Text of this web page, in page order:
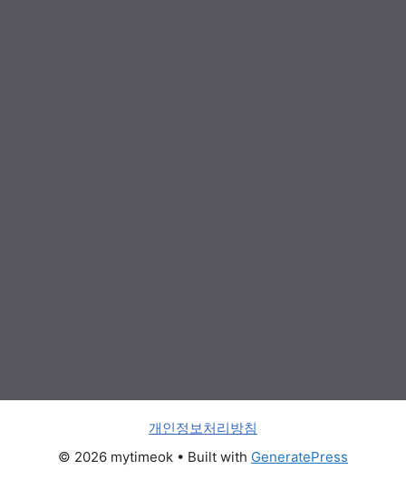
개인정보처리방침
© 2026 mytimeok • Built with GeneratePress